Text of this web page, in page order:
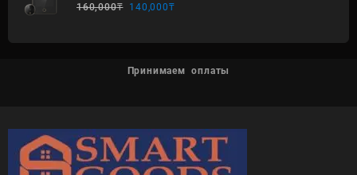
160,000₸ 140,000₸
Принимаем оплаты